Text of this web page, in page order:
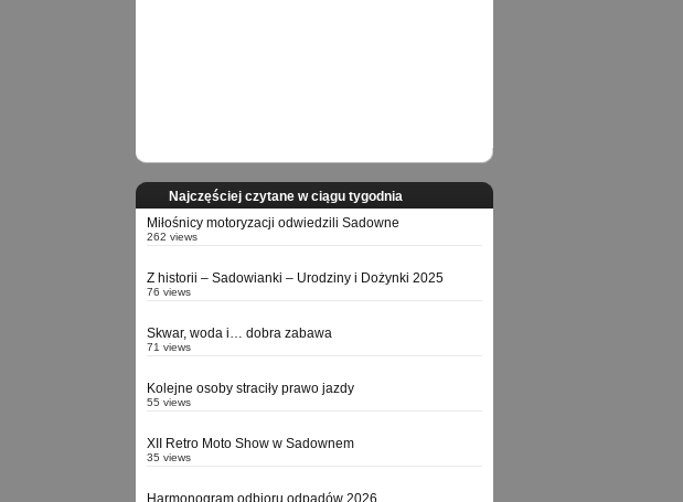
Najczęściej czytane w ciągu tygodnia
Miłośnicy motoryzacji odwiedzili Sadowne
262 views
Z historii – Sadowianki – Urodziny i Dożynki 2025
76 views
Skwar, woda i… dobra zabawa
71 views
Kolejne osoby straciły prawo jazdy
55 views
XII Retro Moto Show w Sadownem
35 views
Harmonogram odbioru odpadów 2026